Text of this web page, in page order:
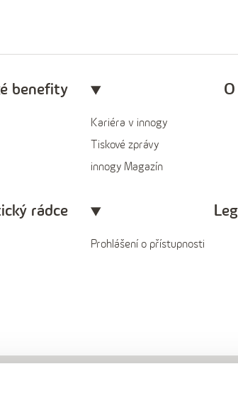
benefity
Kariéra v innogy
Tiskové zprávy
innogy Magazín
rádce
Prohlášení o přístupnosti